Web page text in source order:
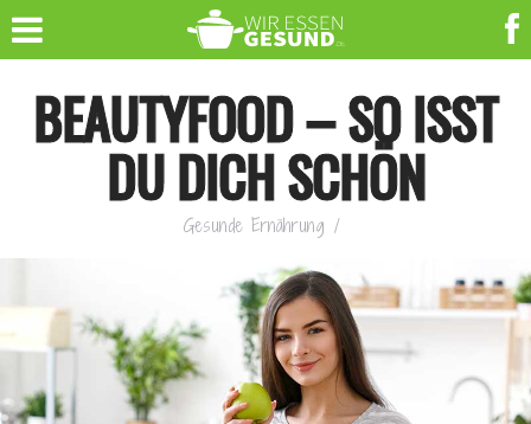
BEAUTYFOOD – SO ISST
DU DICH SCHÖN
Gesunde Ernährung /